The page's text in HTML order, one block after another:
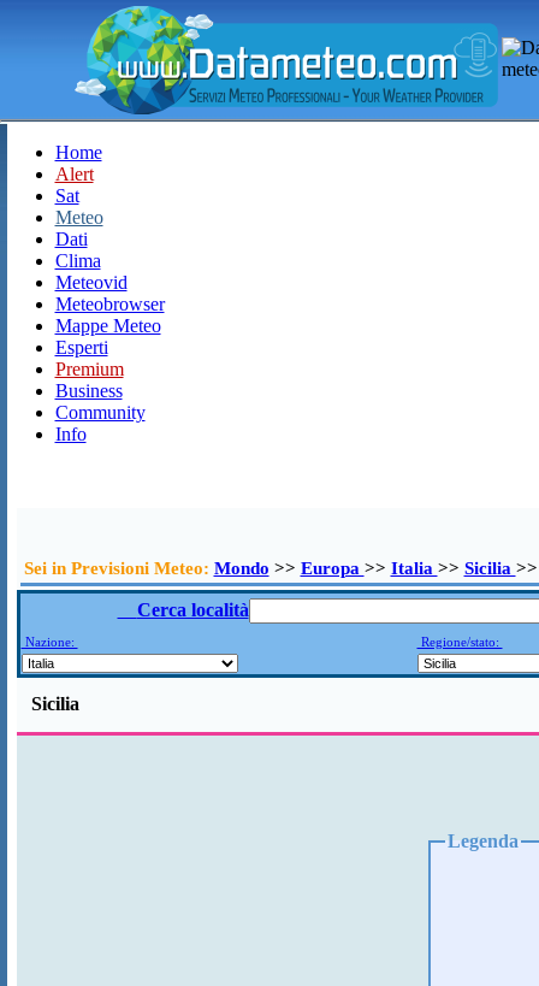
Home
Alert
Sat
Meteo
Dati
Clima
Meteovid
Meteobrowser
Mappe Meteo
Esperti
Premium
Business
Community
Info
Sei in Previsioni Meteo: Mondo >> Europa >> Italia >> Sicilia
Cerca località
Nazione: Regione/stato:
Sicilia
Legenda